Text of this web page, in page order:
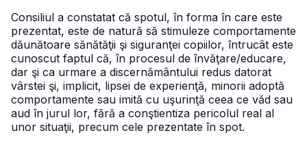
Consiliul a constatat că spotul, în forma în care este
prezentat, este de natură să stimuleze comportamente
dăunătoare sănătăţii şi siguranţei copiilor, întrucât este
cunoscut faptul că, în procesul de învăţare/educare,
dar şi ca urmare a discernământului redus datorat
vârstei şi, implicit, lipsei de experienţă, minorii adoptă
comportamente sau imită cu uşurinţă ceea ce văd sau
aud în jurul lor, fără a conştientiza pericolul real al
unor situaţii, precum cele prezentate în spot.